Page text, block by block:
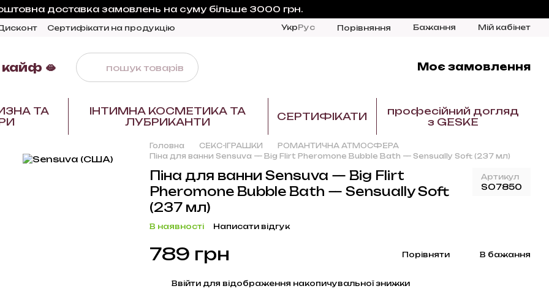
доставка замовлень на суму більше 3000 грн.
Сертифікати на продукцію УкрРус Порівняння Бажання Мій кабінет
кайф 🫦 Моє замовлення
ТА
ІНТИМНА КОСМЕТИКА ТА
ЛУБРИКАНТИ
СЕРТИФІКАТИ
професійний догляд
з GESKE
Головна СЕКС-ІГРАШКИ
РОМАНТИЧНА АТМОСФЕРА
Піна для ванни Sensuva — Big Flirt Pheromone Bubble Bath — Sensually Soft (237 мл)
Піна для ванни Sensuva — Big Flirt
Pheromone Bubble Bath — Sensually Soft
(237 мл)
Артикул
SO7850
В наявності Написати відгук
789 грн Порівняти В бажання
Ввійти для відображення накопичувальної знижки